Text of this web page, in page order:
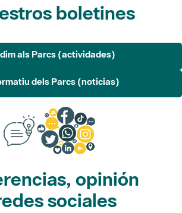
boletines
als Parcs (actividades)
dels Parcs (noticias)
opinión
sociales